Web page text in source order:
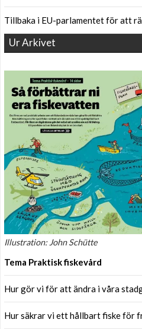
Tillbaka i EU-parlamentet för att
Ur Arkivet
Illustration: John Schütte
Tema Praktisk fiskevård
Hur gör vi för att ändra i våra
Hur säkrar vi ett hållbart fiske för